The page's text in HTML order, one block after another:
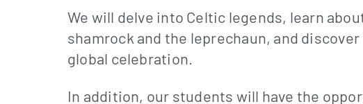
We will delve into Celtic legends, learn
shamrock and the leprechaun, and
global celebration.
In addition, our students will have the